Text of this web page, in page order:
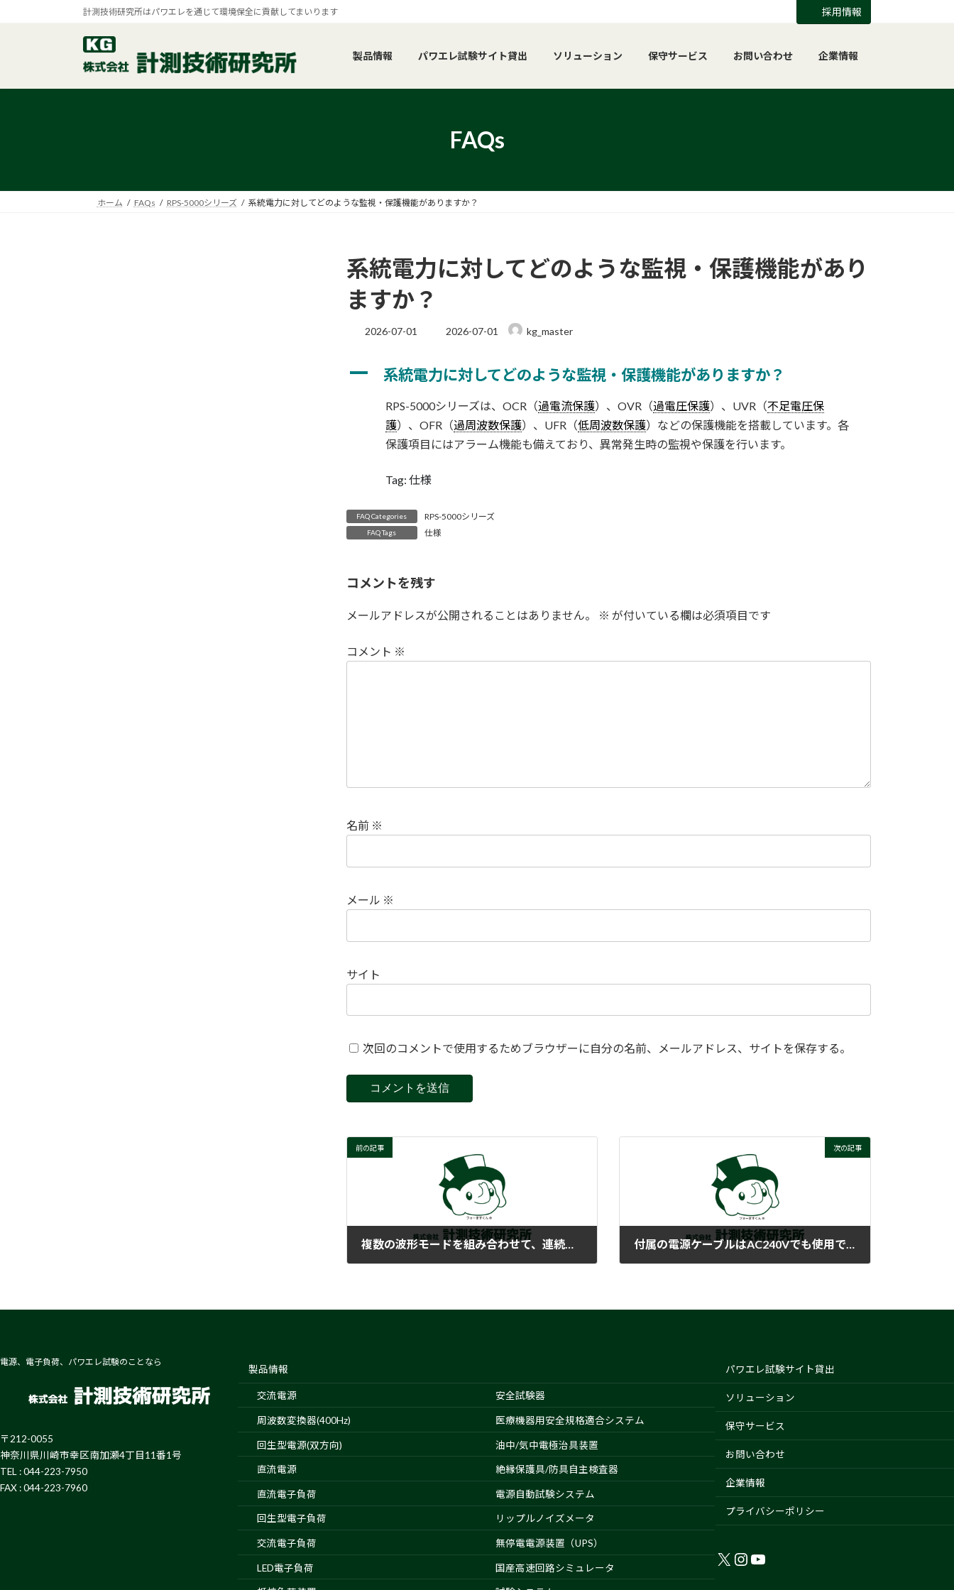
へ
ョ
計測技術研究所はパワエレを通じて環境保全に貢献してまいります 採用情報
製品情報 パワエレ試験サイト貸出 ソリューション 保守サービス お問い合わせ 企業情報
FAQs
ホーム FAQs RPS-5000シリーズ 系統電力に対してどのような監視・保護機能がありますか？
系統電力に対してどのような監視・保護機能があり
ますか？
2026-07-01
最
新
日
時
2026-07-01 kg_master
A 系統電力に対してどのような監視・保護機能がありますか？
RPS-5000シリーズは、OCR（過電流保護）、OVR（過電圧保護）、UVR（不足電圧保
護）、OFR（過周波数保護）、UFR（低周波数保護）などの保護機能を搭載しています。各
保護項目にはアラーム機能も備えており、異常発生時の監視や保護を行います。
Tag: 仕様
FAQ Categories RPS-5000シリーズ
FAQ Tags 仕様
コメントを残す
メールアドレスが公開されることはありません。 ※ が付いている欄は必須項目です
コメント ※
名前 ※
メール ※
サイト
次回のコメントで使用するためブラウザーに自分の名前、メールアドレス、サイトを保存する。
前の記事
複数の波形モードを組み合わせて、連続して出力することはできますか？
次の記事
付属の電源ケーブルはAC240Vでも使用できますか？
電源、電子負荷、パワエレ試験のことなら
〒212-0055
神奈川県川崎市幸区南加瀬4丁目11番1号
TEL : 044-223-7950
FAX : 044-223-7960
製品情報
交流電源
周波数変換器(400Hz)
回生型電源(双方向)
直流電源
直流電子負荷
回生型電子負荷
交流電子負荷
LED電子負荷
安全試験器
医療機器用安全規格適合システム
油中/気中電極治具装置
絶縁保護具/防具自主検査器
電源自動試験システム
リップルノイズメータ
無停電電源装置（UPS）
国産高速回路シミュレータ
パワエレ試験サイト貸出
ソリューション
保守サービス
お問い合わせ
企業情報
プライバシーポリシー
X Instagram
YouTube